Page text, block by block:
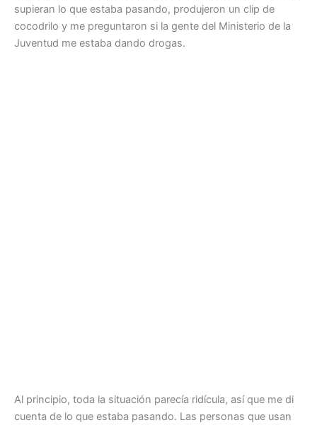
supieran lo que estaba pasando, produjeron un clip de
cocodrilo y me preguntaron si la gente del Ministerio de la
Juventud me estaba dando drogas.
Al principio, toda la situación parecía ridícula, así que me di
cuenta de lo que estaba pasando. Las personas que usan